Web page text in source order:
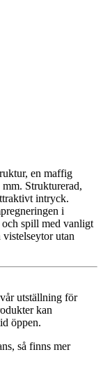
en maffig
Strukturerad,
intryck.
i
och spill med vanligt
utan
utställning för
kan
öppen.
så finns mer